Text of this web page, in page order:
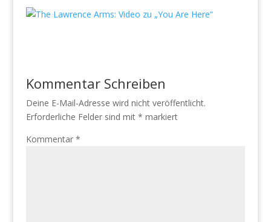
Kommentar Schreiben
Deine E-Mail-Adresse wird nicht veröffentlicht.
Erforderliche Felder sind mit * markiert
Kommentar *